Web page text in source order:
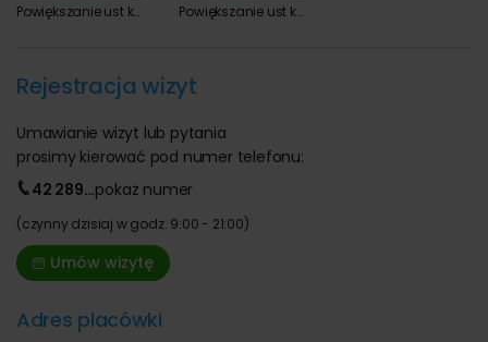
Powiększanie ust kwasem hialuronowym przed i po zabiegu Powiększanie ust kwasem hialuronowym przed i po zabiegu
Rejestracja wizyt
Umawianie wizyt lub pytania
prosimy kierować pod numer telefonu:
42 289…pokaż numer
(czynny dzisiaj w godz. 9:00 - 21:00)
Umów wizytę
Adres placówki